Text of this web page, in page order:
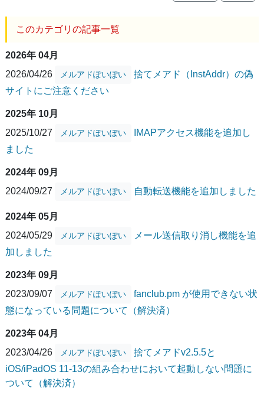
このカテゴリの記事一覧
2026年 04月
2026/04/26
メルアドぽいぽい
捨てメアド（InstAddr）の偽
サイトにご注意ください
2025年 10月
2025/10/27
メルアドぽいぽい
IMAPアクセス機能を追加し
ました
2024年 09月
2024/09/27
メルアドぽいぽい 自動転送機能を追加しました
2024年 05月
2024/05/29
メルアドぽいぽい
メール送信取り消し機能を追
加しました
2023年 09月
2023/09/07
メルアドぽいぽい
fanclub.pm が使用できない状
態になっている問題について（解決済）
2023年 04月
2023/04/26
メルアドぽいぽい
捨てメアドv2.5.5と
iOS/iPadOS 11-13の組み合わせにおいて起動しない問題に
ついて（解決済）